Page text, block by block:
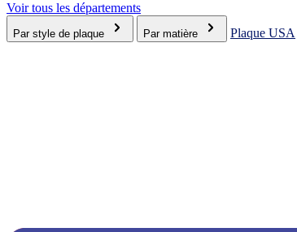
Voir tous les départements
Par style de plaque Par matière Plaque USA